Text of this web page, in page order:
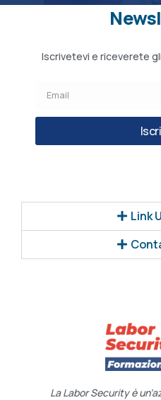
Iscrivetevi e riceverete
Link
La Labor Security è